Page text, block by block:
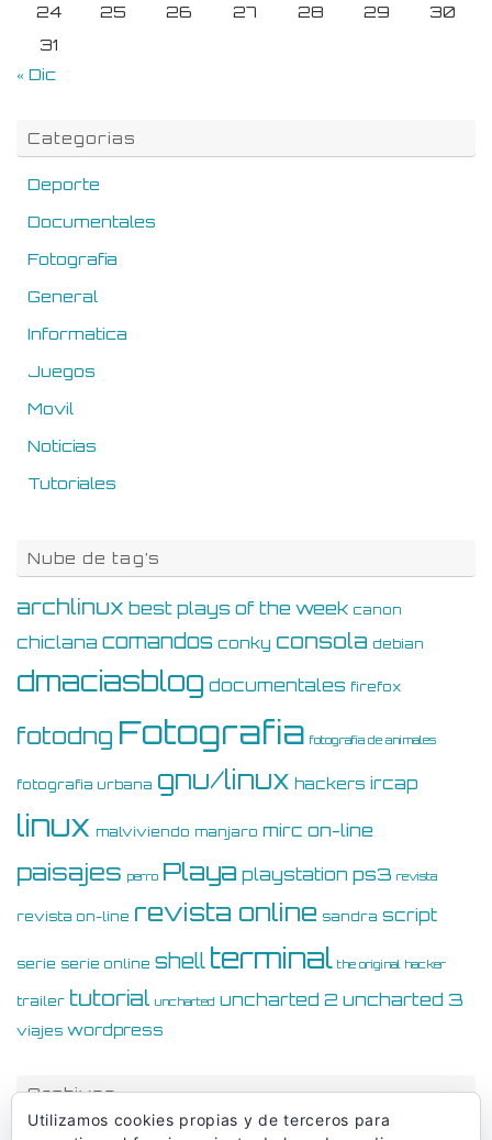
24
25 26 27 28 29
30
31
« Dic
Categorias
Deporte
Documentales
Fotografia
General
Informatica
Juegos
Movil
Noticias
Tutoriales
Nube de tag’s
archlinux best plays of the week canon
chiclana comandos conky consola debian
dmaciasblog documentales firefox
fotodng Fotografia fotografia de animales
fotografia urbana gnu/linux hackers ircap
linux malviviendo manjaro mirc on-line
paisajes perro Playa playstation ps3 revista
revista on-line revista online sandra script
serie serie online shell terminal the original hacker
trailer tutorial uncharted uncharted 2 uncharted 3
viajes wordpress
Archivos
Utilizamos cookies propias y de terceros para